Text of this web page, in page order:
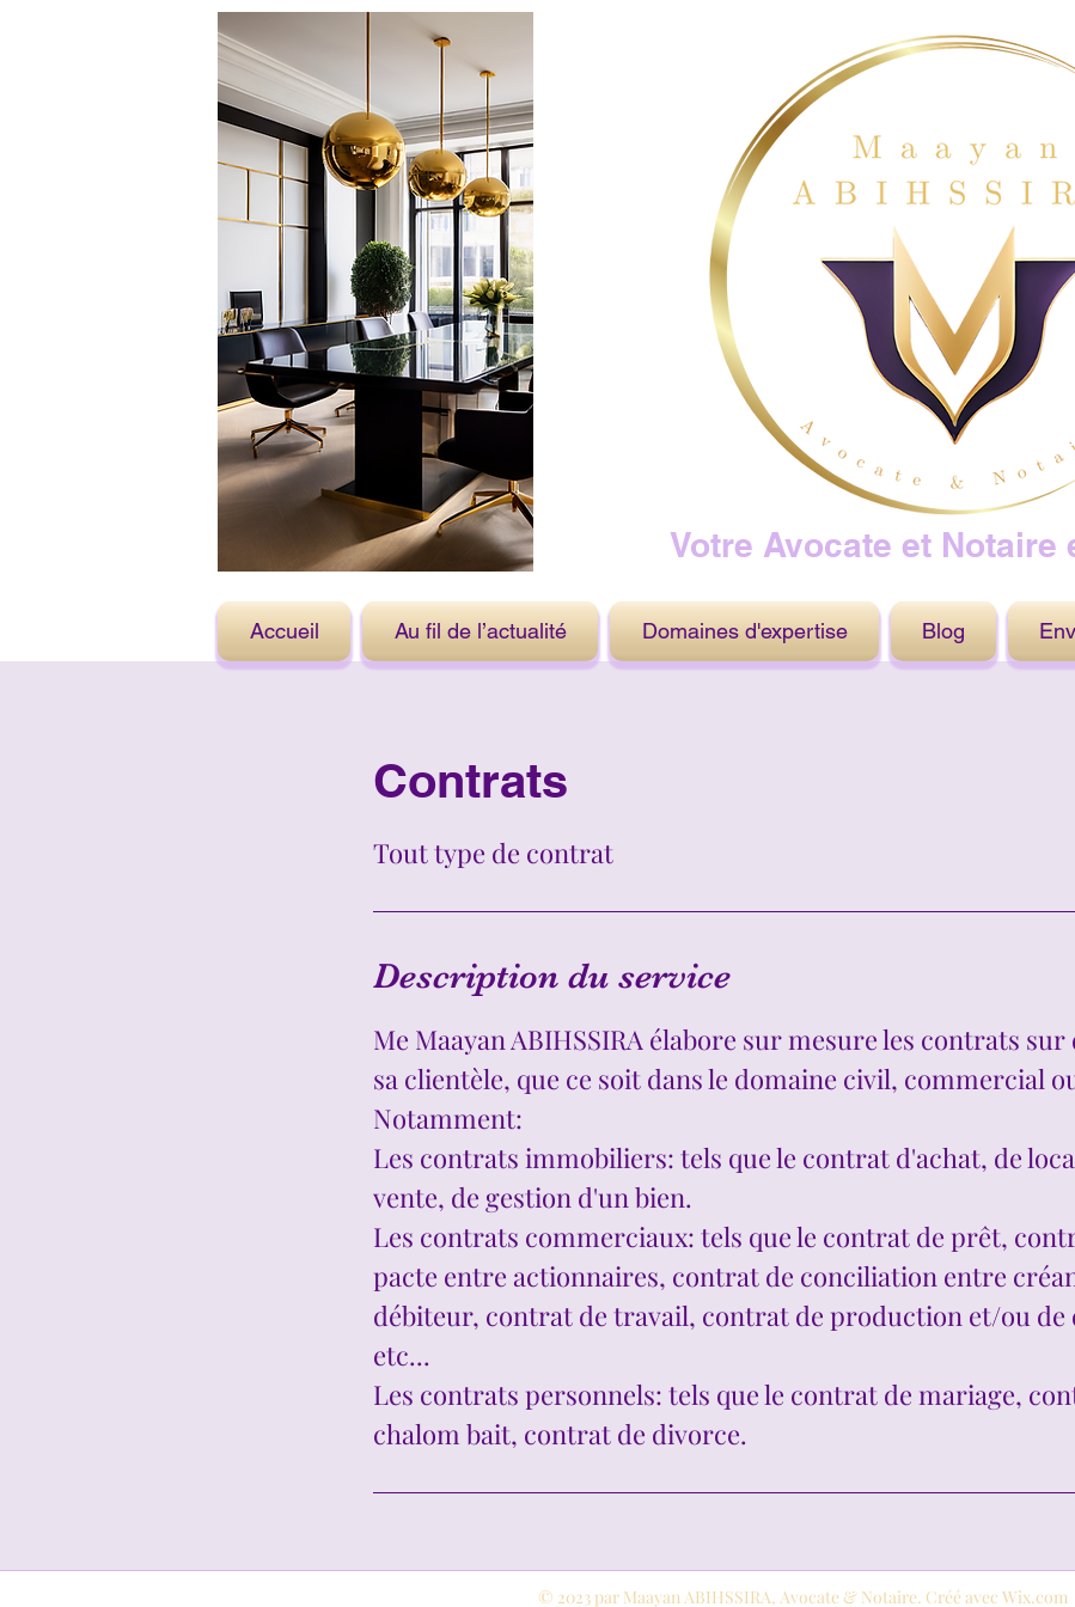
Votre Avocate et Notaire
Accueil Au fil de l’actualité Domaines d'expertise Blog
Contrats
Tout type de contrat
Description du service
Me Maayan ABIHSSIRA élabore sur mesure les contrats sur
sa clientèle, que ce soit dans le domaine civil, commercial
Notamment:
Les contrats immobiliers: tels que le contrat d'achat, de
vente, de gestion d'un bien.
Les contrats commerciaux: tels que le contrat de prêt,
pacte entre actionnaires, contrat de conciliation entre
débiteur, contrat de travail, contrat de production et/ou
etc...
Les contrats personnels: tels que le contrat de mariage,
chalom bait, contrat de divorce.
© 2023 par Maayan ABIHSSIRA, Avocate & Notaire. Créé avec Wix.com